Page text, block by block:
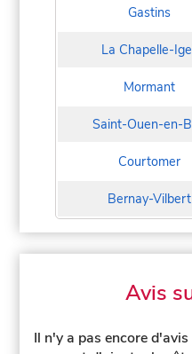
Gastins
La Chapelle-
Mormant
Saint-Ouen-en-
Courtomer
Bernay-Vilbert
Avis
Il n'y a pas encore